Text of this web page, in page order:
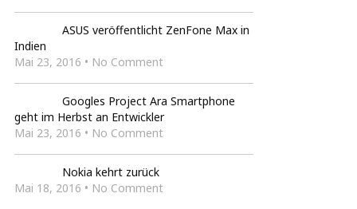
ASUS veröffentlicht ZenFone Max in
Indien
Mai 23, 2016 • No Comment
Googles Project Ara Smartphone
geht im Herbst an Entwickler
Mai 23, 2016 • No Comment
Nokia kehrt zurück
Mai 18, 2016 • No Comment